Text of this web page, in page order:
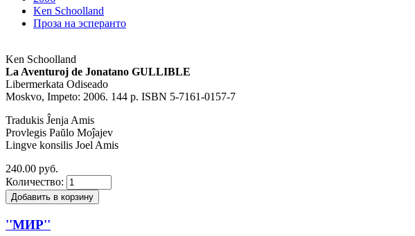
Ken Schoolland
Проза на эсперанто
Ken Schoolland
La Aventuroj de Jonatano GULLIBLE
Libermerkata Odiseado
Moskvo, Impeto: 2006. 144 p. ISBN 5-7161-0157-7
Tradukis Ĵenja Amis
Provlegis Paŭlo Moĵajev
Lingve konsilis Joel Amis
240.00 руб.
Количество:
''МИР''